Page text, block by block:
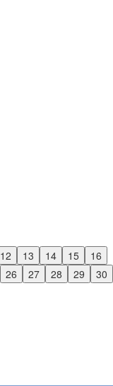
12 13 14 15
16
26 27 28 29
30